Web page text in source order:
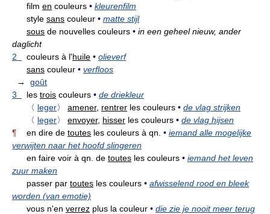
film en couleurs • kleurenfilm
style sans couleur • matte stijl
sous de nouvelles couleurs • in een geheel nieuw, ander
daglicht
2
couleurs à l'huile • olieverf
sans couleur • verfloos
→ goût
3
les trois couleurs • de driekleur
〈 leger〉 amener, rentrer les couleurs • de vlag strijken
〈 leger〉 envoyer, hisser les couleurs • de vlag hijsen
¶
en dire de toutes les couleurs à qn. • iemand alle mogelijke
verwijten naar het hoofd slingeren
en faire voir à qn. de toutes les couleurs • iemand het leven
zuur maken
passer par toutes les couleurs • afwisselend rood en bleek
worden (van emotie)
vous n'en verrez plus la couleur • die zie je nooit meer terug